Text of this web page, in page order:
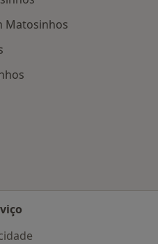
Matosinhos